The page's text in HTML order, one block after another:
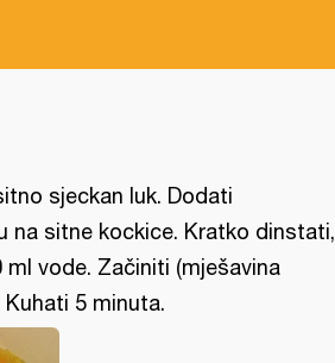
sjeckan luk. Dodati
na sitne kockice. Kratko dinstati,
vode. Začiniti (mješavina
Kuhati 5 minuta.